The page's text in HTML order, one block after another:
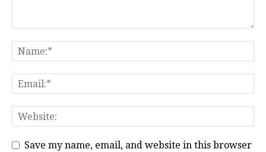
Save my name, email, and website in this browser